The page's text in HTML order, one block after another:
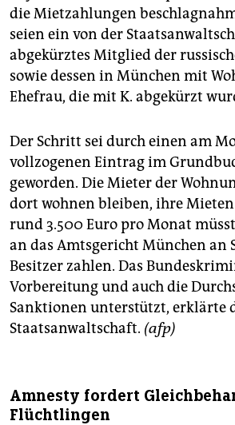
die Mietzahlungen
seien ein von der
abgekürztes Mitglied der
sowie dessen in München mit
Ehefrau, die mit K. abgekürzt
Der Schritt sei durch einen am
vollzogenen Eintrag im
geworden. Die Mieter der
dort wohnen bleiben, ihre
rund 3.500 Euro pro Monat
an das Amtsgericht München an
Besitzer zahlen. Das
Vorbereitung und auch die
Sanktionen unterstützt, erklärte
Staatsanwaltschaft. (afp)
Amnesty fordert
Flüchtlingen